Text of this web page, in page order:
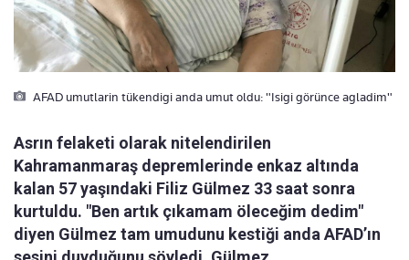
AFAD umutlarin tükendigi anda umut oldu: "Isigi görünce agladim"
Asrın felaketi olarak nitelendirilen
Kahramanmaraş depremlerinde enkaz altında
kalan 57 yaşındaki Filiz Gülmez 33 saat sonra
kurtuldu. "Ben artık çıkamam öleceğim dedim"
diyen Gülmez tam umudunu kestiği anda AFAD’ın